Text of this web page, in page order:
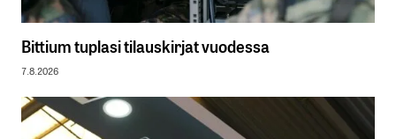
Bittium tuplasi tilauskirjat vuodessa
7.8.2026